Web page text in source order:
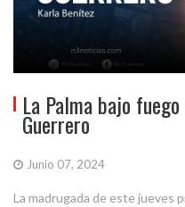
La Palma bajo
Guerrero
Junio 07, 2024
La madrugada de este jueves